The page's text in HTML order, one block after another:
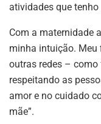
atividades que
Com a maternidade
minha intuição. Meu
outras redes – como
respeitando as
amor e no cuidado
mãe”.